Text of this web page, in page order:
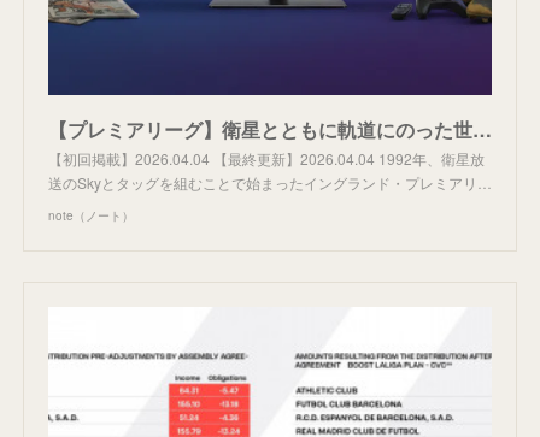
【プレミアリーグ】衛星とともに軌道にのった世界最高峰リーグ｜ふらわあ: スポーツ放映権の世界
【初回掲載】2026.04.04 【最終更新】2026.04.04 1992年、衛星放
送のSkyとタッグを組むことで始まったイングランド・プレミアリ…
note（ノート）